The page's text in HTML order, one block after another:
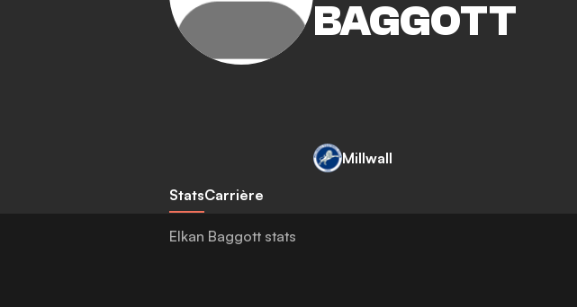
BAGGOTT
Millwall
StatsCarrière
Elkan Baggott stats